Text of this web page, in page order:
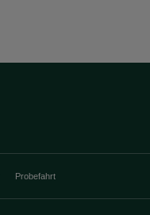
Probefahrt